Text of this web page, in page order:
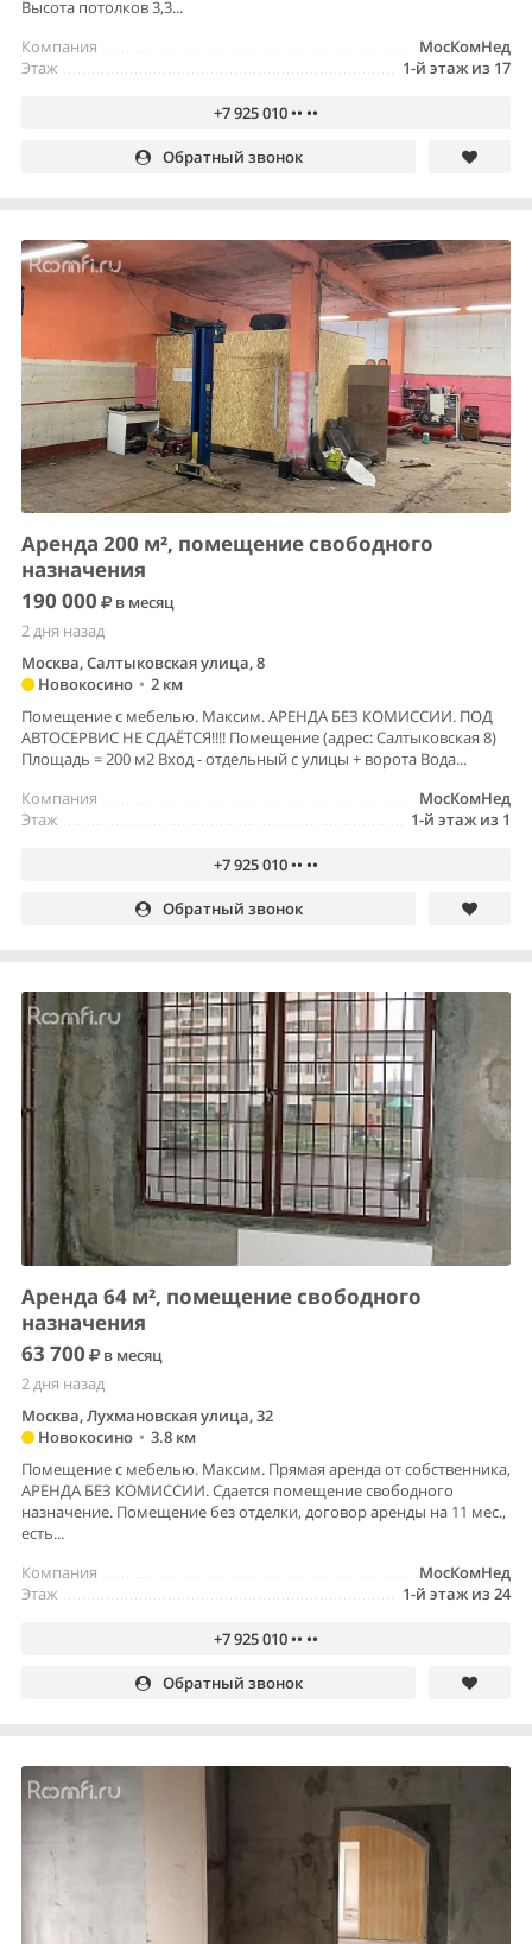
Высота потолков 3,3...
МосКомНед
Компания
1-й этаж из 17
Этаж
+7 925 010 •• ••
Обратный звонок
Аренда 200 м², помещение свободного
назначения
190 000
в месяц
2 дня назад
Москва, Салтыковская улица, 8
Новокосино • 2 км
Помещение с мебелью. Максим. АРЕНДА БЕЗ КОМИССИИ. ПОД
АВТОСЕРВИС НЕ СДАЁТСЯ!!!! Помещение (адрес: Салтыковская 8)
Площадь = 200 м2 Вход - отдельный с улицы + ворота Вода...
МосКомНед
Компания
1-й этаж из 1
Этаж
+7 925 010 •• ••
Обратный звонок
Аренда 64 м², помещение свободного
назначения
63 700
в месяц
2 дня назад
Москва, Лухмановская улица, 32
Новокосино • 3.8 км
Помещение с мебелью. Максим. Прямая аренда от собственника,
АРЕНДА БЕЗ КОМИССИИ. Сдается помещение свободного
назначение. Помещение без отделки, договор аренды на 11 мес.,
есть...
МосКомНед
Компания
1-й этаж из 24
Этаж
+7 925 010 •• ••
Обратный звонок